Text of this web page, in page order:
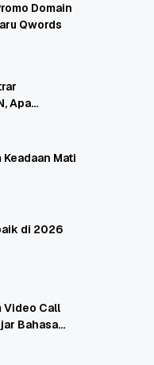
Domain
Qwords
Apa
Mati
di 2026
Video Call
Bahasa